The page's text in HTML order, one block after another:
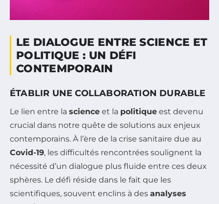
LE DIALOGUE ENTRE SCIENCE ET
POLITIQUE : UN DÉFI
CONTEMPORAIN
ÉTABLIR UNE COLLABORATION DURABLE
Le lien entre la science et la politique est devenu
crucial dans notre quête de solutions aux enjeux
contemporains. À l’ère de la crise sanitaire due au
Covid-19, les difficultés rencontrées soulignent la
nécessité d’un dialogue plus fluide entre ces deux
sphères. Le défi réside dans le fait que les
scientifiques, souvent enclins à des analyses